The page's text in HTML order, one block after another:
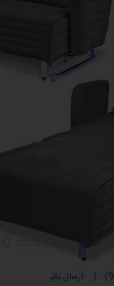
| ارسال نظر